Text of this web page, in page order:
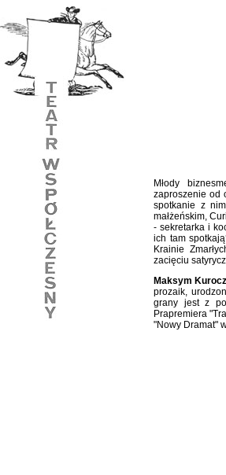
Młody
zaproszenie od
spotkanie z
małżeńskim,
- sekretarka i
ich tam
Krainie
zacięciu
Maksym
prozaik,
grany jest z
Prapremiera
"Nowy Dramat"